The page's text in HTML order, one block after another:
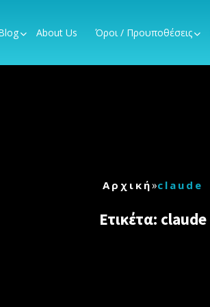
About Us Όροι / Προυποθέσεις
Αρχική»claude
Ετικέτα: claude